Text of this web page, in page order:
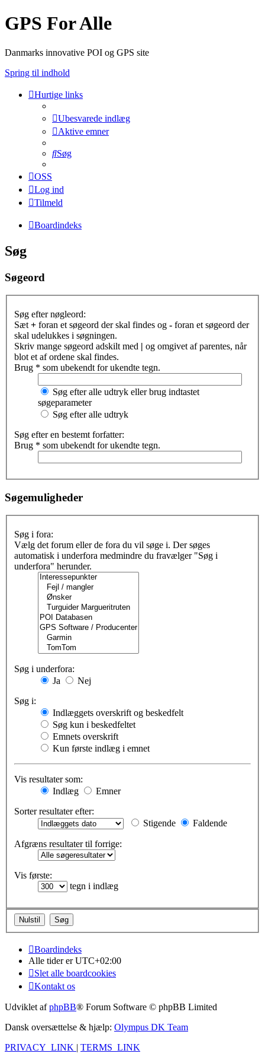
GPS For Alle
Danmarks innovative POI og GPS site
Spring til indhold
Hurtige links
Ubesvarede indlæg
Aktive emner
Søg
OSS
Log ind
Tilmeld
Boardindeks
Søg
Søgeord
Søg efter nøgleord:
Sæt + foran et søgeord der skal findes og - foran et søgeord der
skal udelukkes i søgningen.
Skriv mange søgeord adskilt med | og omgivet af parentes, når
blot et af ordene skal findes.
Brug * som ubekendt for ukendte tegn.
Søg efter alle udtryk eller brug indtastet
søgeparameter
Søg efter alle udtryk
Søg efter en bestemt forfatter:
Brug * som ubekendt for ukendte tegn.
Søgemuligheder
Søg i fora:
Vælg det forum eller de fora du vil søge i. Der søges
automatisk i underfora medmindre du fravælger "Søg i
underfora" herunder.
Søg i underfora:
Ja
Nej
Søg i:
Indlæggets overskrift og beskedfelt
Søg kun i beskedfeltet
Emnets overskrift
Kun første indlæg i emnet
Vis resultater som:
Indlæg
Emner
Sorter resultater efter:
Stigende
Faldende
Afgræns resultater til forrige:
Vis første:
tegn i indlæg
Boardindeks
Alle tider erUTC+02:00
Slet alle boardcookies
Kontakt os
Udviklet afphpBB® Forum Software © phpBB Limited
Dansk oversættelse & hjælp: Olympus DK Team
PRIVACY_LINK | TERMS_LINK